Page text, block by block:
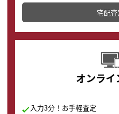
配送でも簡単&安全に査定・
す。
宅配査
オンライ
入力3分！お手軽査定